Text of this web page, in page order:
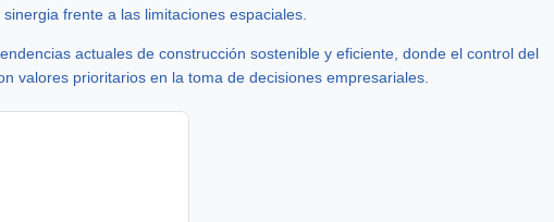
frente a las limitaciones espaciales.
actuales de construcción sostenible y eficiente, donde el control del
valores prioritarios en la toma de decisiones empresariales.